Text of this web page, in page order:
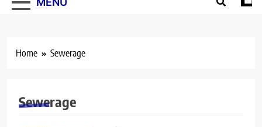
Home Sewerage
Sewerage